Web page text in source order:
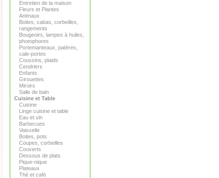
Entretien de la maison
Fleurs et Plantes
Animaux
Boites, cabas, corbeilles,
rangements
Bougeoirs, lampes à huiles,
photophores
Portemanteaux, patères,
cale-portes
Coussins, plaids
Cendriers
Enfants
Girouettes
Miroirs
Salle de bain
Cuisine et Table
Cuisine
Linge cuisine et table
Eau et vin
Barbecues
Vaisselle
Boites, pots
Coupes, corbeilles
Couverts
Dessous de plats
Pique-nique
Plateaux
Thé et café